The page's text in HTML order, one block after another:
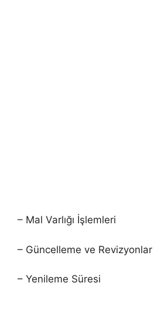
– Mal Varlığı İşlemleri
– Güncelleme ve Revizyonlar
– Yenileme Süresi